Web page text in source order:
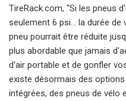
TireRack.com, "Si les pneus
seulement 6 psi... la durée de
pneu pourrait être réduite
plus abordable que jamais
d'air portable et de gonfler
existe désormais des
intégrées, des pneus de